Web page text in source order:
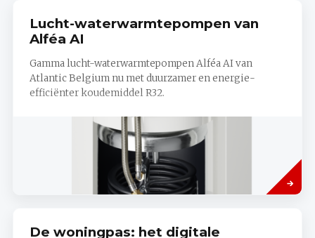
Lucht-waterwarmtepompen van
Alféa AI
Gamma lucht-waterwarmtepompen Alféa AI van
Atlantic Belgium nu met duurzamer en energie-
efficiënter koudemiddel R32.
more
De woningpas: het digitale